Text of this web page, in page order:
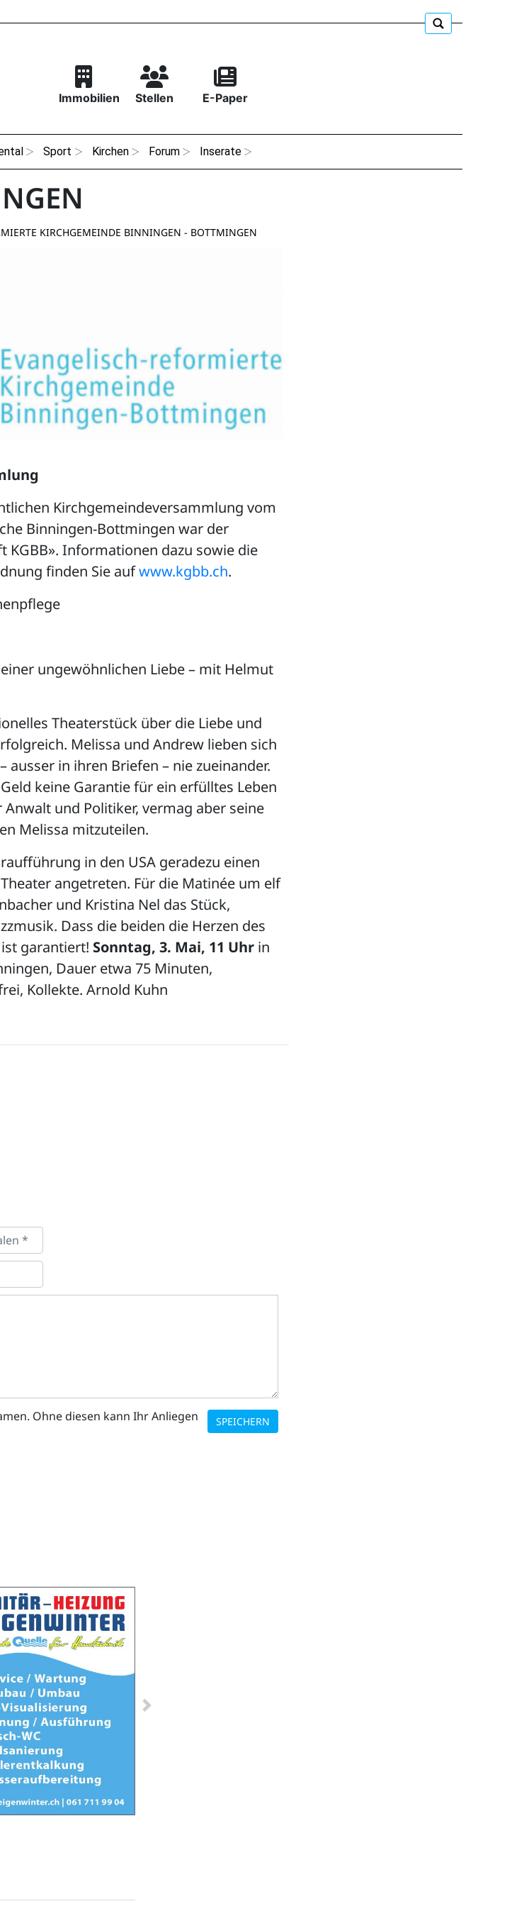
Immobilien Stellen E-Paper
Sport Kirchen Forum Inserate
KIRCHGEMEINDE BINNINGEN - BOTTMINGEN
Kirchgemeindeversammlung vom
Binningen-Bottmingen war der
KGBB». Informationen dazu sowie die
finden Sie aufwww.kgbb.ch.
ungewöhnlichen Liebe – mit Helmut
Theaterstück über die Liebe und
Melissa und Andrew lieben sich
ausser in ihren Briefen – nie zueinander.
keine Garantie für ein erfülltes Leben
und Politiker, vermag aber seine
Melissa mitzuteilen.
in den USA geradezu einen
angetreten. Für die Matinée um elf
und Kristina Nel das Stück,
Dass die beiden die Herzen des
garantiert! Sonntag, 3. Mai, 11 Uhrin
Dauer etwa 75 Minuten,
Kollekte. Arnold Kuhn
SPEICHERN
Ohne diesen kann Ihr Anliegen